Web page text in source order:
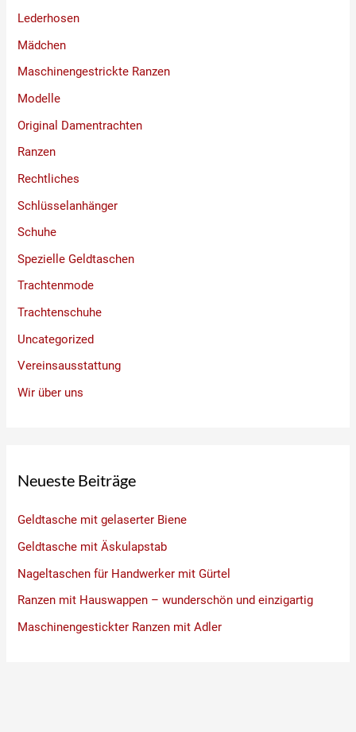
Lederhosen
Mädchen
Maschinengestrickte Ranzen
Modelle
Original Damentrachten
Ranzen
Rechtliches
Schlüsselanhänger
Schuhe
Spezielle Geldtaschen
Trachtenmode
Trachtenschuhe
Uncategorized
Vereinsausstattung
Wir über uns
Neueste Beiträge
Geldtasche mit gelaserter Biene
Geldtasche mit Äskulapstab
Nageltaschen für Handwerker mit Gürtel
Ranzen mit Hauswappen – wunderschön und einzigartig
Maschinengestickter Ranzen mit Adler